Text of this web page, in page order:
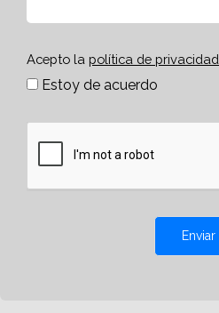
Acepto la política de privacidad
Estoy de acuerdo
Enviar